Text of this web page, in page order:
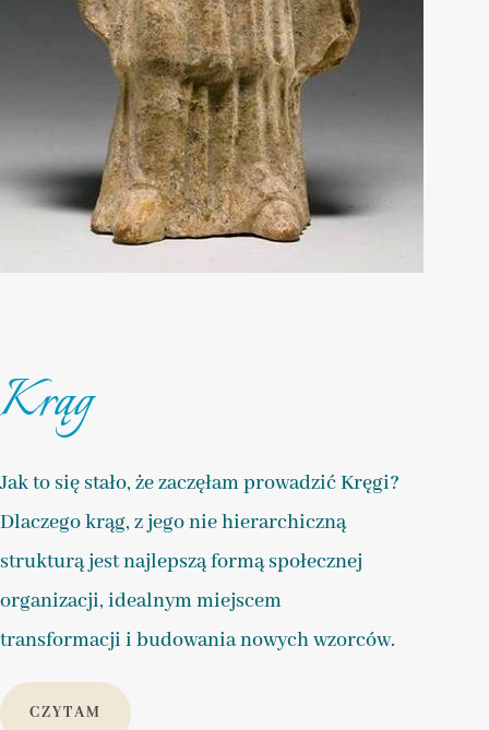
Krąg
Jak to się stało, że zaczęłam prowadzić Kręgi?
Dlaczego krąg, z jego nie hierarchiczną
strukturą jest najlepszą formą społecznej
organizacji, idealnym miejscem
transformacji i budowania nowych wzorców.
CZYTAM